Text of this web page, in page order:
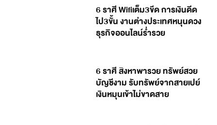
6 ราศี Wifiเต็ม3ขีด การเงินดีด
ไป3ขั้น งานต่างประเทศหนุนดวง
ธุรกิจออนไลน์ร่ำรวย
6 ราศี สิงหาพารวย ทรัพย์สวย
บัญชีงาม รับทรัพย์จากสายเปย์
เงินหมุนเข้าไม่ขาดสาย